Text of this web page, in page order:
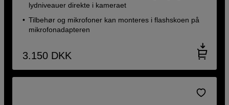
lydniveauer direkte i kameraet
Tilbehør og mikrofoner kan monteres i flashskoen på
mikrofonadapteren
3.150 DKK